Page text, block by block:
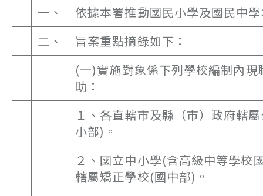
一、
依據本署推動國民小學及國民中
二、
旨案重點摘錄如下：
(一)實施對象係下列學校編制內
助：
１、各直轄市及縣（市）政府轄
小部)。
２、國立中小學(含高級中等學校
轄屬矯正學校(國中部)。